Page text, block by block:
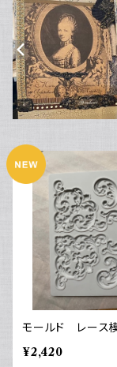
モールド レース
¥2,420